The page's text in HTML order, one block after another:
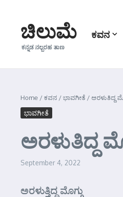
ಚಿಲುಮೆ
ಕನ್ನಡ ನಲ್ಬರಹ ತಾಣ
ಕವನ
Home /ಕವನ /ಭಾವಗೀತೆ /ಅರಳುತಿದ್ದ
ಭಾವಗೀತೆ
ಅರಳುತಿದ್ದ
September 4, 2022
ಅರಳುತ್ತಿದ್ದ ಮೊಗ್ಗು